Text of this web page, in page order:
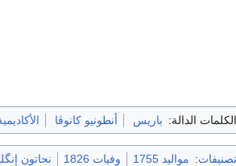
الكلمات الدالة: باريس أنطونيو كانوڤا
تصنيفات: مواليد 1755 وفيات 1826 نحاتون